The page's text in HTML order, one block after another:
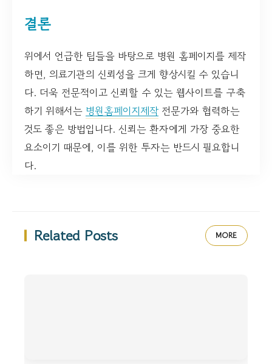
결론
위에서 언급한 팁들을 바탕으로 병원 홈페이지를 제작
하면, 의료기관의 신뢰성을 크게 향상시킬 수 있습니
다. 더욱 전문적이고 신뢰할 수 있는 웹사이트를 구축
하기 위해서는 병원홈페이지제작 전문가와 협력하는
것도 좋은 방법입니다. 신뢰는 환자에게 가장 중요한
요소이기 때문에, 이를 위한 투자는 반드시 필요합니
다.
Related Posts MORE